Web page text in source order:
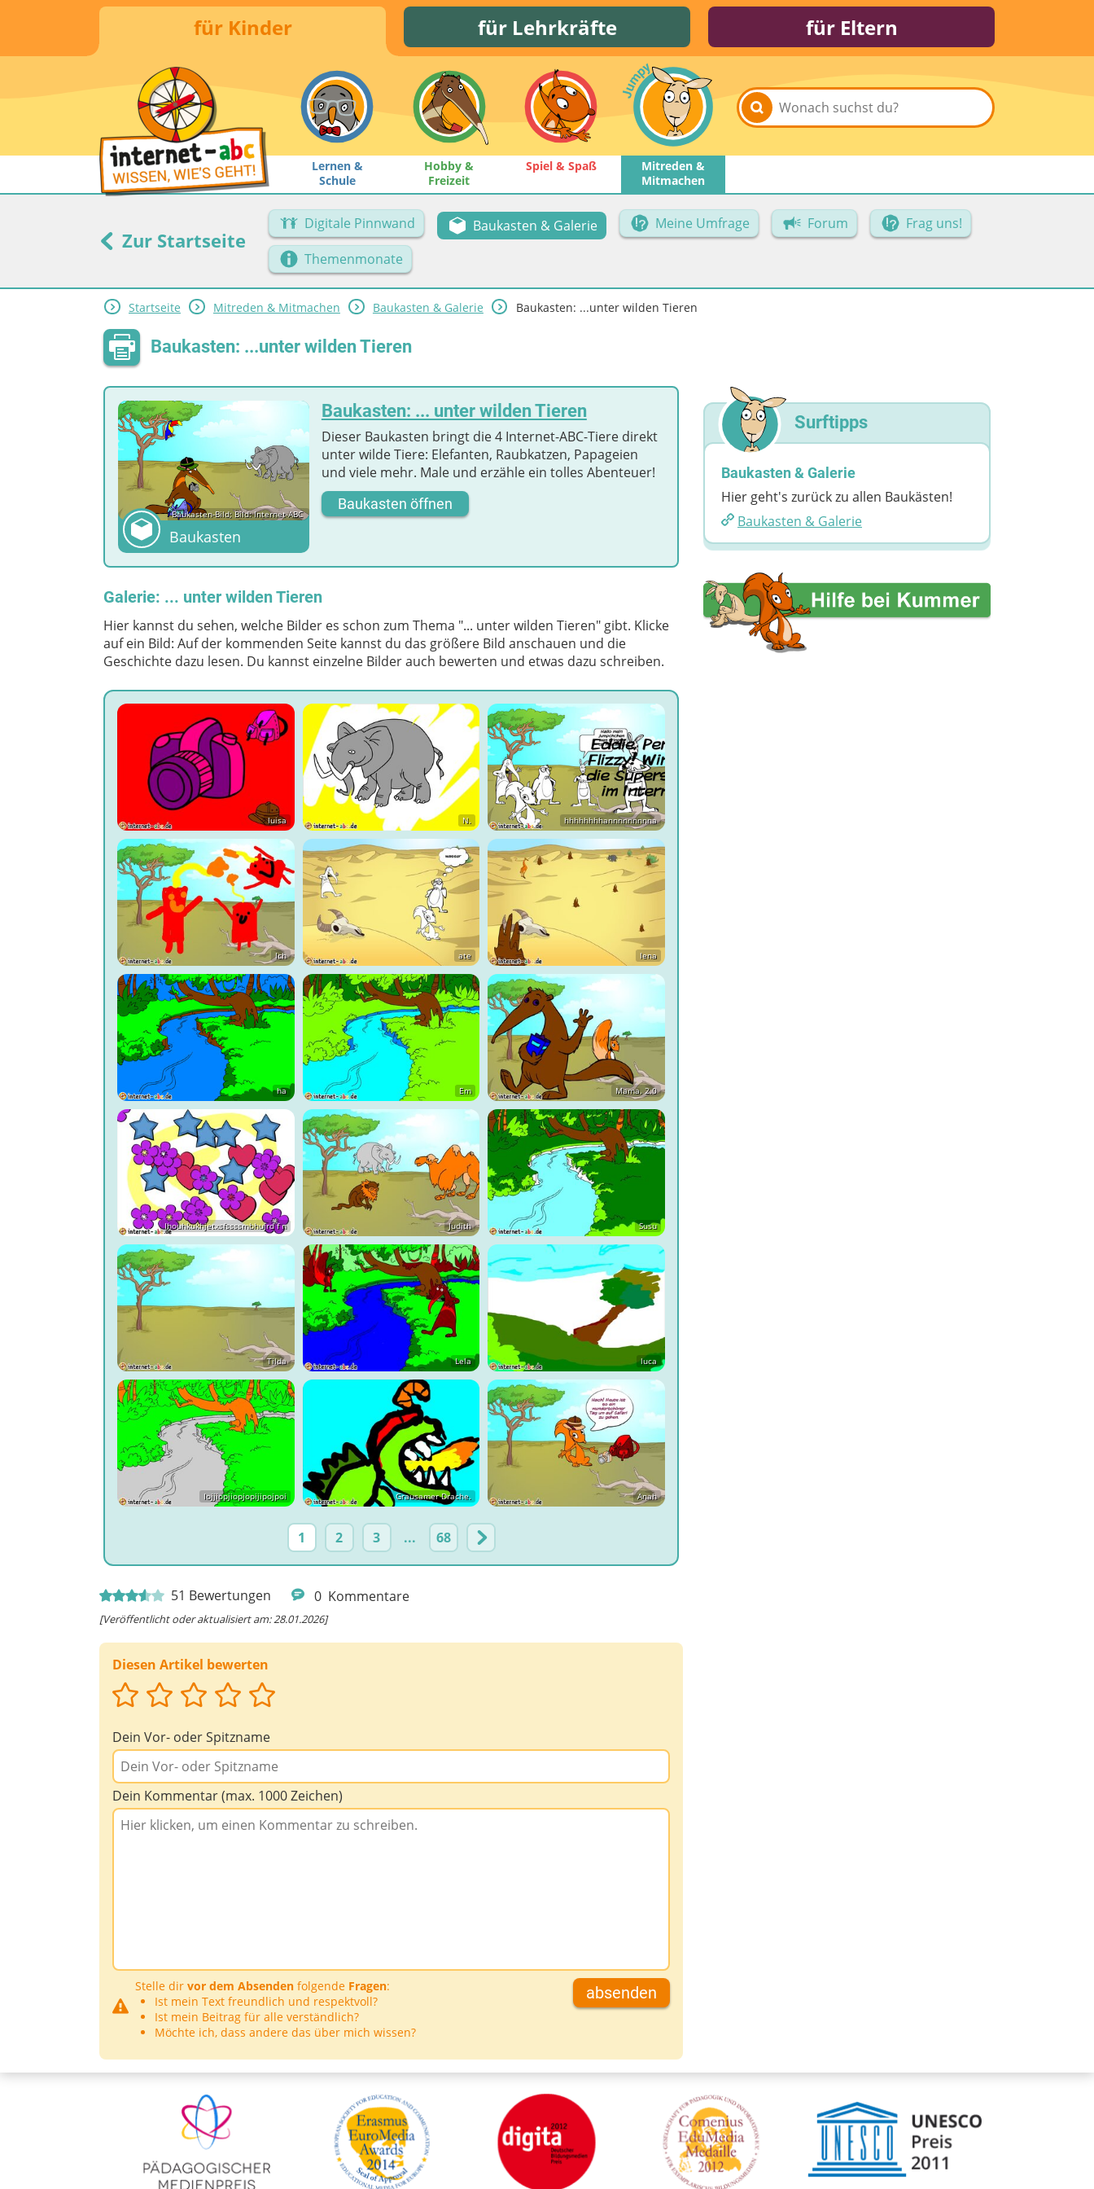
für Kinder für Lehrkräfte für Eltern
Lernen &
Schule
Hobby &
Freizeit
Spiel & Spaß
Mitreden &
Mitmachen
Zur Startseite
Digitale Pinnwand Baukasten & Galerie Meine Umfrage Forum
Frag uns!
Themenmonate
Startseite Mitreden & Mitmachen Baukasten & Galerie Baukasten: ...unter wilden Tieren
Baukasten: ...unter wilden Tieren
Baukasten-Bild; Bild: Internet-ABC
Baukasten
Baukasten: ... unter wilden Tieren
Dieser Baukasten bringt die 4 Internet-ABC-Tiere direkt
unter wilde Tiere: Elefanten, Raubkatzen, Papageien
und viele mehr. Male und erzähle ein tolles Abenteuer!
Baukasten öffnen
Galerie: ... unter wilden Tieren
Hier kannst du sehen, welche Bilder es schon zum Thema "... unter wilden Tieren" gibt. Klicke
auf ein Bild: Auf der kommenden Seite kannst du das größere Bild anschauen und die
Geschichte dazu lesen. Du kannst einzelne Bilder auch bewerten und etwas dazu schreiben.
luisa N. hhhhhhhhannnnnnnnna
Ich ate lena
ha Em Mama. 2.0
Ihouhkukhjetxsfssssmbhujrd f n Judith Susu
Tilda Lela luca
Iojjiopjiopjopijipojpoi Grausamer Drache. Anah
1 2 3 ... 68
51 Bewertungen 0 Kommentare
[Veröffentlicht oder aktualisiert am: 28.01.2026]
Diesen Artikel bewerten
Dein Vor- oder Spitzname
Dein Kommentar (max. 1000 Zeichen)
Stelle dir vor dem Absenden folgende Fragen:
Ist mein Text freundlich und respektvoll?
Ist mein Beitrag für alle verständlich?
Möchte ich, dass andere das über mich wissen?
absenden
Surftipps
Baukasten & Galerie
Hier geht's zurück zu allen Baukästen!
Baukasten & Galerie